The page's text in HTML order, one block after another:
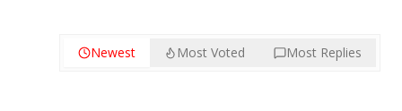
Newest Most Voted Most Replies